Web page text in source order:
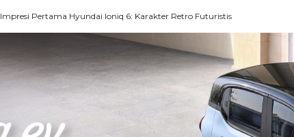
Impresi Pertama Hyundai Ioniq 6: Karakter Retro Futuristis